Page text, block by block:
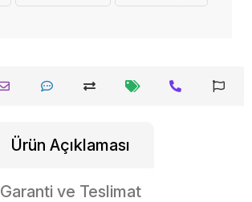
Ürün Açıklaması
Garanti ve Teslimat